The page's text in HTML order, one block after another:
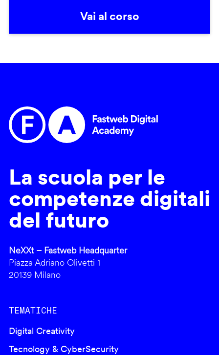
Vai al corso
La scuola per le
competenze digitali
del futuro
NeXXt – Fastweb Headquarter
Piazza Adriano Olivetti 1
20139 Milano
TEMATICHE
Digital Creativity
Tecnology & CyberSecurity